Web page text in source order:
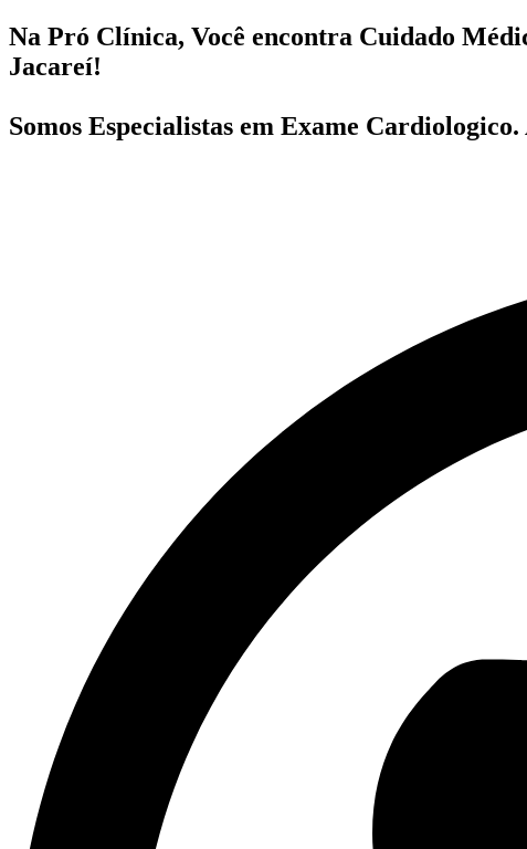
Na Pró Clínica, Você encontra Cuidado
Jacareí!
Somos Especialistas em Exame Cardiologico.